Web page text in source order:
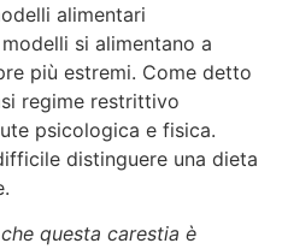
alimentari
si alimentano a
più estremi. Come detto
regime restrittivo
psicologica e fisica.
distinguere una dieta
questa carestia è